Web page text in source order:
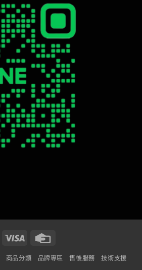
Visa
商品分類 品牌專區 售後服務 技術支援